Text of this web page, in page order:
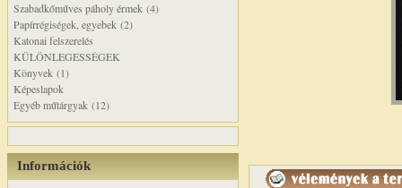
Szabadkőműves páholy érmek (4)
Papírrégiségek, egyebek (2)
Katonai felszerelés
KÜLÖNLEGESSÉGEK
Könyvek (1)
Képeslapok
Egyéb műtárgyak (12)
Információk